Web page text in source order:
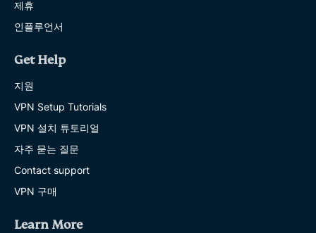
제휴
인플루언서
Get Help
지원
VPN Setup Tutorials
VPN 설치 튜토리얼
자주 묻는 질문
Contact support
VPN 구매
Learn More